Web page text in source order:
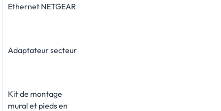
Ethernet NETGEAR
Adaptateur secteur
Kit de montage
mural et pieds en